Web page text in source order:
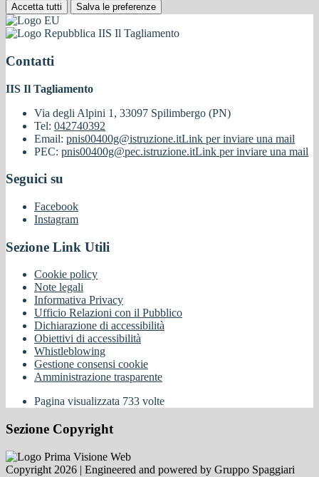
Accetta tutti Salva le preferenze
IIS Il Tagliamento
Contatti
IIS Il Tagliamento
Via degli Alpini 1, 33097 Spilimbergo (PN)
Tel: 042740392
Email: pnis00400g@istruzione.itLink per inviare una mail
PEC: pnis00400g@pec.istruzione.itLink per inviare una mail
Seguici su
Facebook
Instagram
Sezione Link Utili
Cookie policy
Note legali
Informativa Privacy
Ufficio Relazioni con il Pubblico
Dichiarazione di accessibilità
Obiettivi di accessibilità
Whistleblowing
Gestione consensi cookie
Amministrazione trasparente
Pagina visualizzata 733 volte
Sezione Copyright
Copyright 2026 | Engineered and powered by Gruppo Spaggiari